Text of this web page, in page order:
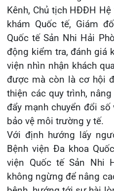
BỆNH VIỆN ĐA
HẢI PHÒNG
27/07/2026
CẢNH BÁO: TỰ
THUỐC NAM,
24/07/2026
TỔNG QUAN
HÓA KHỚP VÀ
23/07/2026